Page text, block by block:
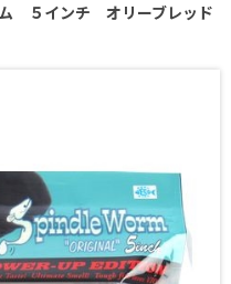
５インチ オリーブレッド